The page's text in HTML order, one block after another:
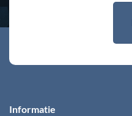
Informatie